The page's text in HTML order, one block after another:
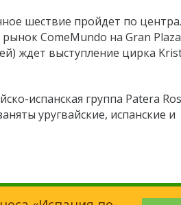
шествие пройдет по
ComeMundo на Gran
ждет выступление цирка
испанская группа Patera
уругвайские, испанские и